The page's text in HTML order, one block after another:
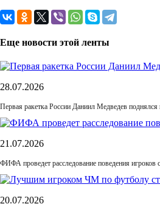
Еще новости этой ленты
28.07.2026
Первая ракетка России Даниил Медведев
21.07.2026
ФИФА проведет расследование поведения
20.07.2026